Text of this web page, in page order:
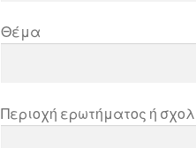
Θέμα
Περιοχή ερωτήματος ή